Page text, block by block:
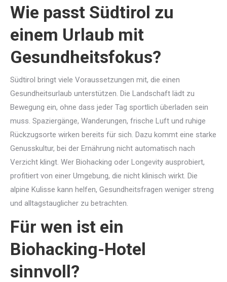
Wie passt Südtirol zu
einem Urlaub mit
Gesundheitsfokus?
Südtirol bringt viele Voraussetzungen mit, die einen
Gesundheitsurlaub unterstützen. Die Landschaft lädt zu
Bewegung ein, ohne dass jeder Tag sportlich überladen sein
muss. Spaziergänge, Wanderungen, frische Luft und ruhige
Rückzugsorte wirken bereits für sich. Dazu kommt eine starke
Genusskultur, bei der Ernährung nicht automatisch nach
Verzicht klingt. Wer Biohacking oder Longevity ausprobiert,
profitiert von einer Umgebung, die nicht klinisch wirkt. Die
alpine Kulisse kann helfen, Gesundheitsfragen weniger streng
und alltagstauglicher zu betrachten.
Für wen ist ein
Biohacking-Hotel
sinnvoll?